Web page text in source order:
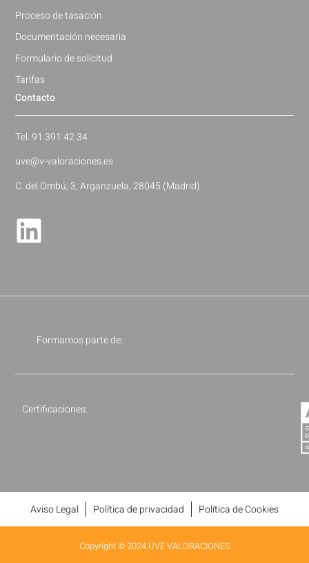
Contacto
Tel. 91 391 42 34
uve@v-valoraciones.es
C. del Ombú, 3, Arganzuela, 28045 (Madrid)
Proceso de tasación
Documentación necesaria
Formulario de solicitud
Tarifas
Formamos parte de:
Certificaciones:
Aviso Legal Política de privacidad Política de Cookies
Copyright © 2024 UVE VALORACIONES